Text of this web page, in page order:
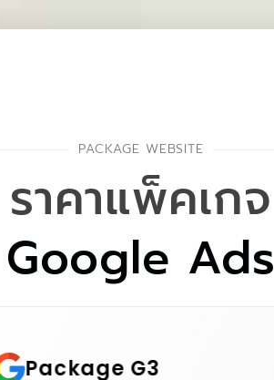
PACKAGE WEBSITE
ราคาแพ็คเกจ
Google Ads
Package G1